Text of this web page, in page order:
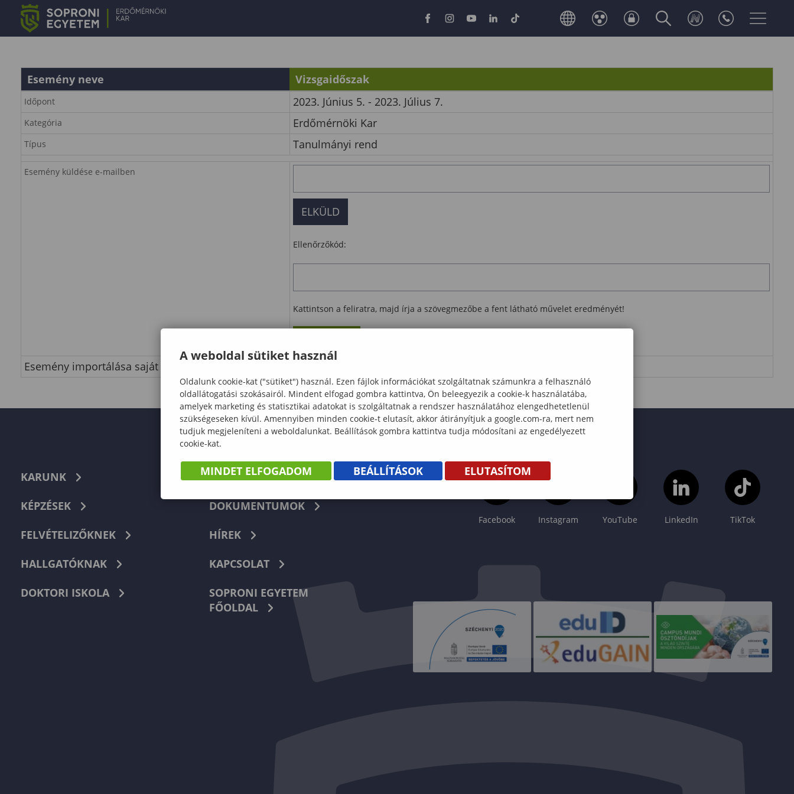
Esemény neve Vizsgaidőszak
Időpont 2023. Június 5. - 2023. Július 7.
Kategória Erdőmérnöki Kar
Típus Tanulmányi rend
Esemény küldése e-mailben
Ellenőrzőkód:
Kattintson a feliratra, majd írja a szövegmezőbe a fent látható művelet eredményét!
Esemény importálása saját naptárba
KARUNK
KÉPZÉSEK
FELVÉTELIZŐKNEK
HALLGATÓKNAK
DOKTORI ISKOLA
TELEFONKÖNYV
DOKUMENTUMOK
HÍREK
KAPCSOLAT
SOPRONI EGYETEM
FŐOLDAL
Facebook Instagram YouTube LinkedIn TikTok
A weboldal sütiket használ
Oldalunk cookie-kat ("sütiket") használ. Ezen fájlok információkat szolgáltatnak számunkra a felhasználó
oldallátogatási szokásairól. Mindent elfogad gombra kattintva, Ön beleegyezik a cookie-k használatába,
amelyek marketing és statisztikai adatokat is szolgáltatnak a rendszer használatához elengedhetetlenül
szükségeseken kívül. Amennyiben minden cookie-t elutasít, akkor átirányítjuk a google.com-ra, mert nem
tudjuk megjeleníteni a weboldalunkat. Beállítások gombra kattintva tudja módosítani az engedélyezett
cookie-kat.
MINDET ELFOGADOM BEÁLLÍTÁSOK ELUTASÍTOM